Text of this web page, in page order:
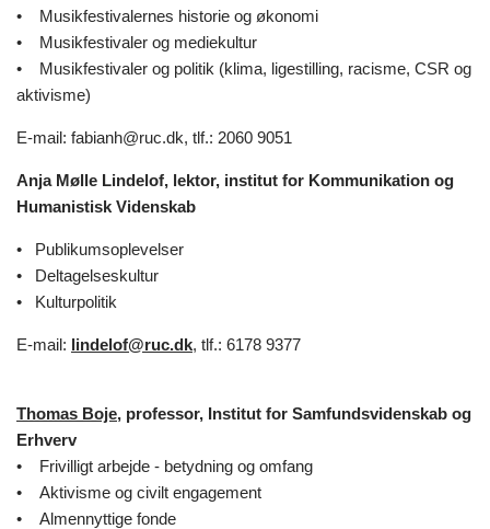
• Musikfestivalernes historie og økonomi
• Musikfestivaler og mediekultur
• Musikfestivaler og politik (klima, ligestilling, racisme, CSR og
aktivisme)
E-mail: fabianh@ruc.dk, tlf.: 2060 9051
Anja Mølle Lindelof, lektor, institut for Kommunikation og
Humanistisk Videnskab
• Publikumsoplevelser
• Deltagelseskultur
• Kulturpolitik
E-mail: lindelof@ruc.dk, tlf.: 6178 9377
Thomas Boje, professor, Institut for Samfundsvidenskab og
Erhverv
• Frivilligt arbejde - betydning og omfang
• Aktivisme og civilt engagement
• Almennyttige fonde